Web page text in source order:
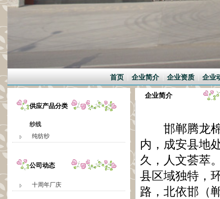
首页 企业简介 企业资质 企业
供应产品分类
纱线
纯纺纱
公司动态
十周年厂庆
企业简介
邯郸腾龙棉
内，成安县地
久，人文荟萃
县区域独特，
路，北依邯（